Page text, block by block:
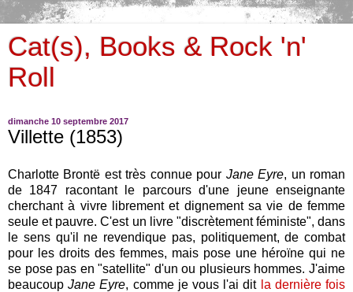
Cat(s), Books & Rock 'n'
Roll
dimanche 10 septembre 2017
Villette (1853)
Charlotte Brontë est très connue pour Jane Eyre, un roman
de 1847 racontant le parcours d'une jeune enseignante
cherchant à vivre librement et dignement sa vie de femme
seule et pauvre. C'est un livre "discrètement féministe", dans
le sens qu'il ne revendique pas, politiquement, de combat
pour les droits des femmes, mais pose une héroïne qui ne
se pose pas en "satellite" d'un ou plusieurs hommes. J'aime
beaucoupJane Eyre, comme je vous l'ai dit la dernière fois